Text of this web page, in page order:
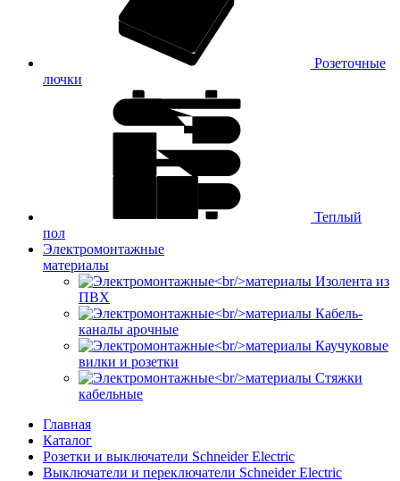
Розеточные
лючки
Теплый
пол
Электромонтажные
материалы
Изолента из
ПВХ
Кабель-
каналы арочные
Каучуковые
вилки и розетки
Стяжки
кабельные
Главная
Каталог
Розетки и выключатели Schneider Electric
Выключатели и переключатели Schneider Electric